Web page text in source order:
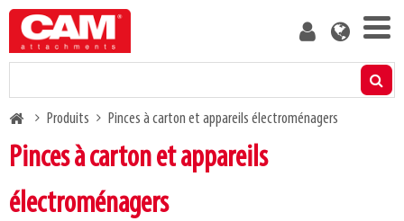
Skip
main
User
Calculateur de capacité résiduelle
BreadcrumbProduits Pinces à carton et appareils électroménagers
Pinces à carton et appareils
électroménagers